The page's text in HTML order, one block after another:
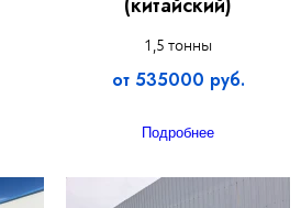
1,5 тонны
от 535000 руб.
Подробнее